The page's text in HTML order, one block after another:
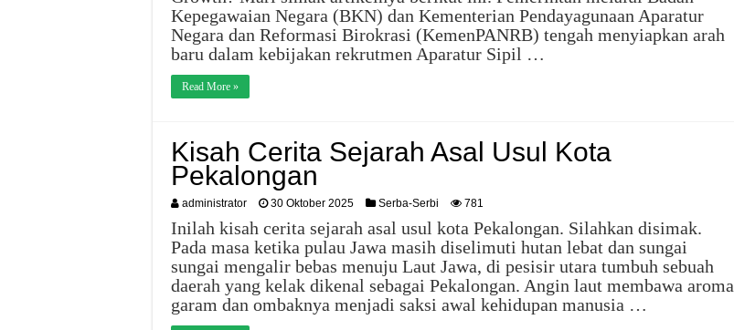
Kepegawaian Negara (BKN) dan Kementerian Pendayagunaan Aparatur
Negara dan Reformasi Birokrasi (KemenPANRB) tengah menyiapkan arah
baru dalam kebijakan rekrutmen Aparatur Sipil …
Read More »
Kisah Cerita Sejarah Asal Usul Kota
Pekalongan
administrator 30 Oktober 2025 Serba-Serbi 781
Inilah kisah cerita sejarah asal usul kota Pekalongan. Silahkan disimak.
Pada masa ketika pulau Jawa masih diselimuti hutan lebat dan sungai
sungai mengalir bebas menuju Laut Jawa, di pesisir utara tumbuh sebuah
daerah yang kelak dikenal sebagai Pekalongan. Angin laut membawa aroma
garam dan ombaknya menjadi saksi awal kehidupan manusia …